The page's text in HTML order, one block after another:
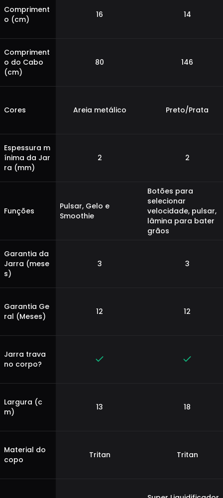
Compriment
o (cm)
16 14
Compriment
o do Cabo
(cm)
80 146
Cores Areia metálico Preto/Prata
Espessura m
ínima da Jar
ra (mm)
2 2
Funções
Pulsar, Gelo e
Smoothie
Botões para
selecionar
velocidade, pulsar,
lâmina para bater
grãos
Garantia da
Jarra (mese
s)
3 3
Garantia Ge
ral (Meses)
12 12
Jarra trava
no corpo?
Largura (c
m)
13 18
Material do
copo
Tritan Tritan